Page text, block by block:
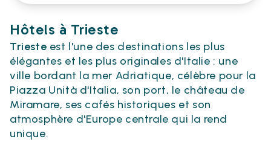
Hôtels à Trieste
Trieste est l'une des destinations les plus
élégantes et les plus originales d'Italie : une
ville bordant la mer Adriatique, célèbre pour la
Piazza Unità d'Italia, son port, le château de
Miramare, ses cafés historiques et son
atmosphère d'Europe centrale qui la rend
unique.